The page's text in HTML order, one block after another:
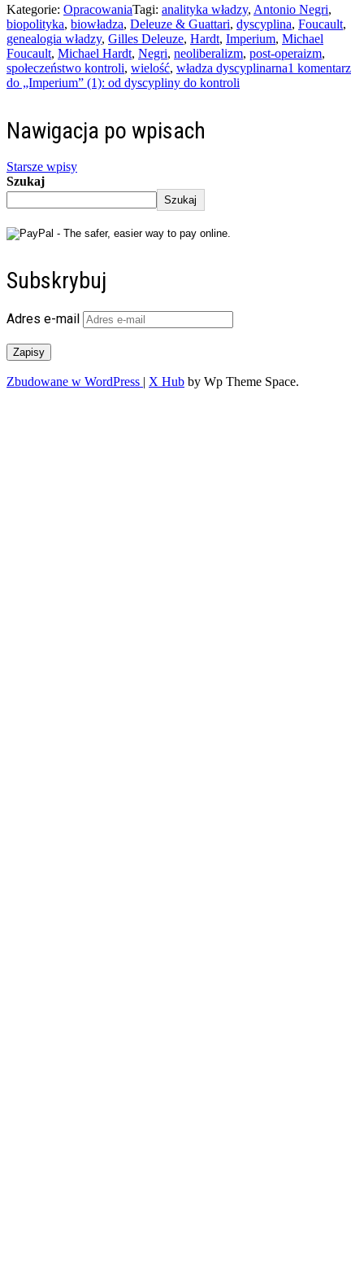
Kategorie: OpracowaniaTagi: analityka władzy, Antonio Negri,
biopolityka, biowładza, Deleuze & Guattari, dyscyplina, Foucault,
genealogia władzy, Gilles Deleuze, Hardt, Imperium, Michael
Foucault, Michael Hardt, Negri, neoliberalizm, post-operaizm,
społeczeństwo kontroli, wielość, władza dyscyplinarna1 komentarz
do „Imperium” (1): od dyscypliny do kontroli
Nawigacja po wpisach
Starsze wpisy
Szukaj
Szukaj
Subskrybuj
Adres e-mail
Zapisy
Zbudowane w WordPress | X Hub by Wp Theme Space.